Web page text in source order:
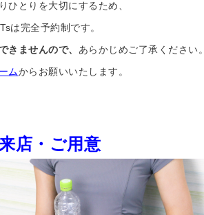
ひとりを大切にするため、
は完全予約制です。
きませんので、 あらかじめご了承ください。
ムからお願いいたします。
店・ご用意